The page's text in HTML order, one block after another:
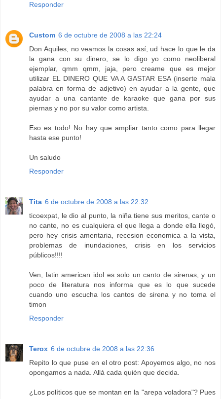
Responder
Custom 6 de octubre de 2008 a las 22:24
Don Aquiles, no veamos la cosas así, ud hace lo que le da
la gana con su dinero, se lo digo yo como neoliberal
ejemplar, qmm qmm, jaja, pero creame que es mejor
utilizar EL DINERO QUE VA A GASTAR ESA (inserte mala
palabra en forma de adjetivo) en ayudar a la gente, que
ayudar a una cantante de karaoke que gana por sus
piernas y no por su valor como artista.
Eso es todo! No hay que ampliar tanto como para llegar
hasta ese punto!
Un saludo
Responder
Tita 6 de octubre de 2008 a las 22:32
ticoexpat, le dio al punto, la niña tiene sus meritos, cante o
no cante, no es cualquiera el que llega a donde ella llegó,
pero hey crisis amentaria, recesion economica a la vista,
problemas de inundaciones, crisis en los servicios
públicos!!!!
Ven, latin american idol es solo un canto de sirenas, y un
poco de literatura nos informa que es lo que sucede
cuando uno escucha los cantos de sirena y no toma el
timon
Responder
Terox 6 de octubre de 2008 a las 22:36
Repito lo que puse en el otro post: Apoyemos algo, no nos
opongamos a nada. Allá cada quién que decida.
¿Los políticos que se montan en la "arepa voladora"? Pues